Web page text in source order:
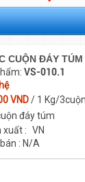
CUỘN ĐÁY TÚM
VS-010.1
VND/ 1 Kg/3cuộn
đáy túm
xuất : VN
: N/A